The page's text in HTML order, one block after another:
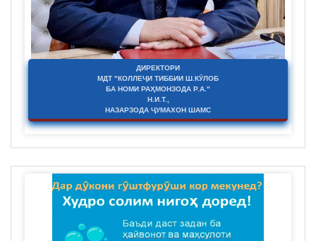
ДИРЕКТОРИ
МДТ "КОЛЛЕҶИ ТИББИИ Ш.КӮЛОБ
БА НОМИ РАҲМОНЗОДА Р.А."
Н.И.Т.,
НАЗАРЗОДА ҶУМАХОН ШАМС